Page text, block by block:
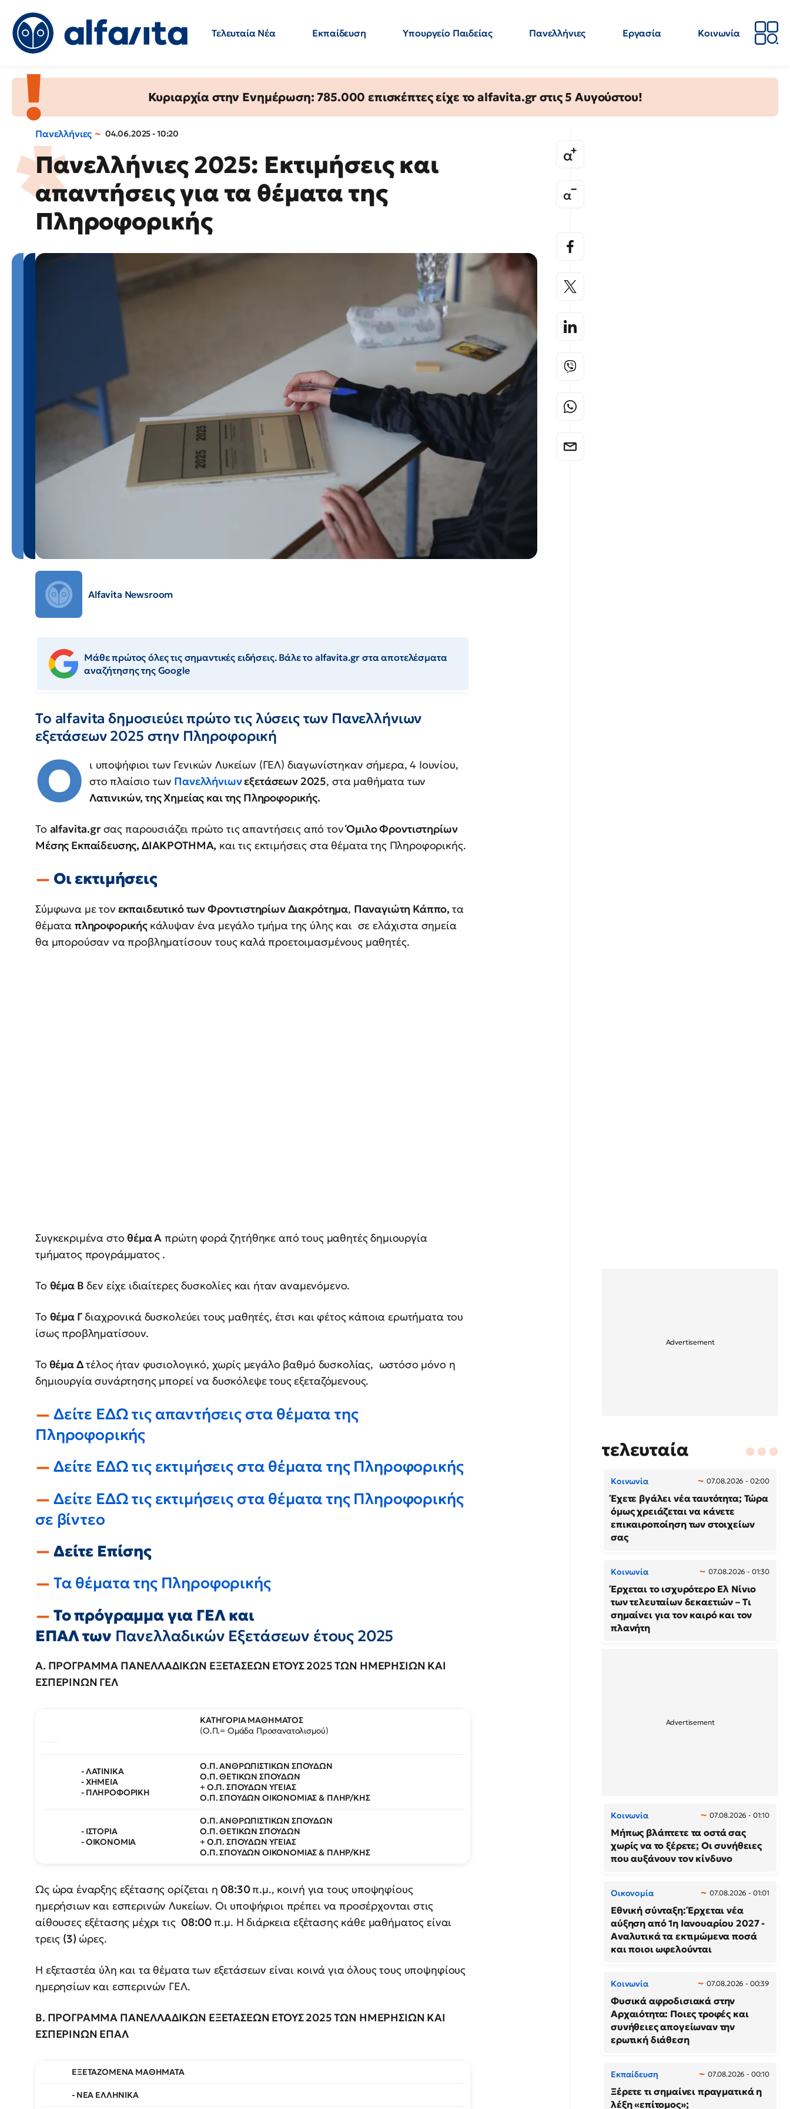
Τελευταία Νέα Εκπαίδευση Υπουργείο Παιδείας Πανελλήνιες Εργασία
Κοινωνία
Κυριαρχία στην Ενημέρωση: 785.000 επισκέπτες είχε το alfavita.gr στις 5 Αυγούστου!
Πανελλήνιες 04.06.2025 - 10:20
Πανελλήνιες 2025: Εκτιμήσεις και
απαντήσεις για τα θέματα της
Πληροφορικής
Alfavita Newsroom
Μάθε πρώτος όλες τις σημαντικές ειδήσεις. Βάλε το alfavita.gr στα αποτελέσματα
αναζήτησης της Google
Το alfavita δημοσιεύει πρώτο τις λύσεις των Πανελλήνιων
εξετάσεων 2025 στην Πληροφορική
Ο
ι υποψήφιοι των Γενικών Λυκείων (ΓΕΛ) διαγωνίστηκαν σήμερα, 4 Ιουνίου,
στο πλαίσιο των Πανελλήνιωνεξετάσεων 2025, στα μαθήματα των
Λατινικών, της Χημείας και της Πληροφορικής.
Το alfavita.grσας παρουσιάζει πρώτο τις απαντήσεις από τονΌμιλο Φροντιστηρίων
Μέσης Εκπαίδευσης, ΔΙΑΚΡΟΤΗΜΑ, και τις εκτιμήσεις στα θέματα της Πληροφορικής.
Οι εκτιμήσεις
Σύμφωνα με τον εκπαιδευτικό των Φροντιστηρίων Διακρότημα, Παναγιώτη Κάππο,τα
θέματα πληροφορικής κάλυψαν ένα μεγάλο τμήμα της ύλης και σε ελάχιστα σημεία
θα μπορούσαν να προβληματίσουν τους καλά προετοιμασμένους μαθητές.
Συγκεκριμένα στοθέμα Α πρώτη φορά ζητήθηκε από τους μαθητές δημιουργία
τμήματος προγράμματος .
Το θέμα Β δεν είχε ιδιαίτερες δυσκολίες και ήταν αναμενόμενο.
Το θέμα Γδιαχρονικά δυσκολεύει τους μαθητές, έτσι και φέτος κάποια ερωτήματα του
ίσως προβληματίσουν.
Το θέμα Δτέλος ήταν φυσιολογικό, χωρίς μεγάλο βαθμό δυσκολίας, ωστόσο μόνο η
δημιουργία συνάρτησης μπορεί να δυσκόλεψε τους εξεταζόμενους.
Δείτε ΕΔΩ τις απαντήσεις στα θέματα της
Πληροφορικής
Δείτε ΕΔΩ τις εκτιμήσεις στα θέματα της Πληροφορικής
Δείτε ΕΔΩ τις εκτιμήσεις στα θέματα της Πληροφορικής
σε βίντεο
Δείτε Επίσης
Τα θέματα της Πληροφορικής
Το πρόγραμμα για ΓΕΛ και
ΕΠΑΛ των Πανελλαδικών Εξετάσεων έτους 2025
Α. ΠΡΟΓΡΑΜΜΑ ΠΑΝΕΛΛΑΔΙΚΩΝ ΕΞΕΤΑΣΕΩΝ ΕΤΟΥΣ 2025 ΤΩΝ ΗΜΕΡΗΣΙΩΝ ΚΑΙ
ΕΣΠΕΡΙΝΩΝ ΓΕΛ
ΚΑΤΗΓΟΡΙΑ ΜΑΘΗΜΑΤΟΣ
(Ο.Π.= Ομάδα Προσανατολισμού)
- ΛΑΤΙΝΙΚΑ
- ΧΗΜΕΙΑ
- ΠΛΗΡΟΦΟΡΙΚΗ
Ο.Π. ΑΝΘΡΩΠΙΣΤΙΚΩΝ ΣΠΟΥΔΩΝ
Ο.Π. ΘΕΤΙΚΩΝ ΣΠΟΥΔΩΝ
+ Ο.Π. ΣΠΟΥΔΩΝ ΥΓΕΙΑΣ
Ο.Π. ΣΠΟΥΔΩΝ ΟΙΚΟΝΟΜΙΑΣ & ΠΛΗΡ/ΚΗΣ
- ΙΣΤΟΡΙΑ
- ΟΙΚΟΝΟΜΙΑ
Ο.Π. ΑΝΘΡΩΠΙΣΤΙΚΩΝ ΣΠΟΥΔΩΝ
Ο.Π. ΘΕΤΙΚΩΝ ΣΠΟΥΔΩΝ
+ Ο.Π. ΣΠΟΥΔΩΝ ΥΓΕΙΑΣ
Ο.Π. ΣΠΟΥΔΩΝ ΟΙΚΟΝΟΜΙΑΣ & ΠΛΗΡ/ΚΗΣ
Ως ώρα έναρξης εξέτασης ορίζεται η 08:30π.μ., κοινή για τους υποψηφίους
ημερήσιων και εσπερινών Λυκείων. Οι υποψήφιοι πρέπει να προσέρχονται στις
αίθουσες εξέτασης μέχρι τις 08:00π.μ. Η διάρκεια εξέτασης κάθε μαθήματος είναι
τρεις (3) ώρες.
Η εξεταστέα ύλη και τα θέματα των εξετάσεων είναι κοινά για όλους τους υποψηφίους
ημερησίων και εσπερινών ΓΕΛ.
Β. ΠΡΟΓΡΑΜΜΑ ΠΑΝΕΛΛΑΔΙΚΩΝ ΕΞΕΤΑΣΕΩΝ ΕΤΟΥΣ 2025 ΤΩΝ ΗΜΕΡΗΣΙΩΝ ΚΑΙ
ΕΣΠΕΡΙΝΩΝ ΕΠΑΛ
ΕΞΕΤΑΖΟΜΕΝΑ ΜΑΘΗΜΑΤΑ
- ΝΕΑ ΕΛΛΗΝΙΚΑ
τελευταία
Κοινωνία 07.08.2026 - 02:00
Έχετε βγάλει νέα ταυτότητα; Τώρα
όμως χρειάζεται να κάνετε
επικαιροποίηση των στοιχείων
σας
Κοινωνία 07.08.2026 - 01:30
Έρχεται το ισχυρότερο Ελ Νίνιο
των τελευταίων δεκαετιών – Τι
σημαίνει για τον καιρό και τον
πλανήτη
Κοινωνία 07.08.2026 - 01:10
Μήπως βλάπτετε τα οστά σας
χωρίς να το ξέρετε; Οι συνήθειες
που αυξάνουν τον κίνδυνο
Οικονομία 07.08.2026 - 01:01
Εθνική σύνταξη: Έρχεται νέα
αύξηση από 1η Ιανουαρίου 2027 -
Αναλυτικά τα εκτιμώμενα ποσά
και ποιοι ωφελούνται
Κοινωνία 07.08.2026 - 00:39
Φυσικά αφροδισιακά στην
Αρχαιότητα: Ποιες τροφές και
συνήθειες απογείωναν την
ερωτική διάθεση
Εκπαίδευση 07.08.2026 - 00:10
Ξέρετε τι σημαίνει πραγματικά η
λέξη «επίτομος»;